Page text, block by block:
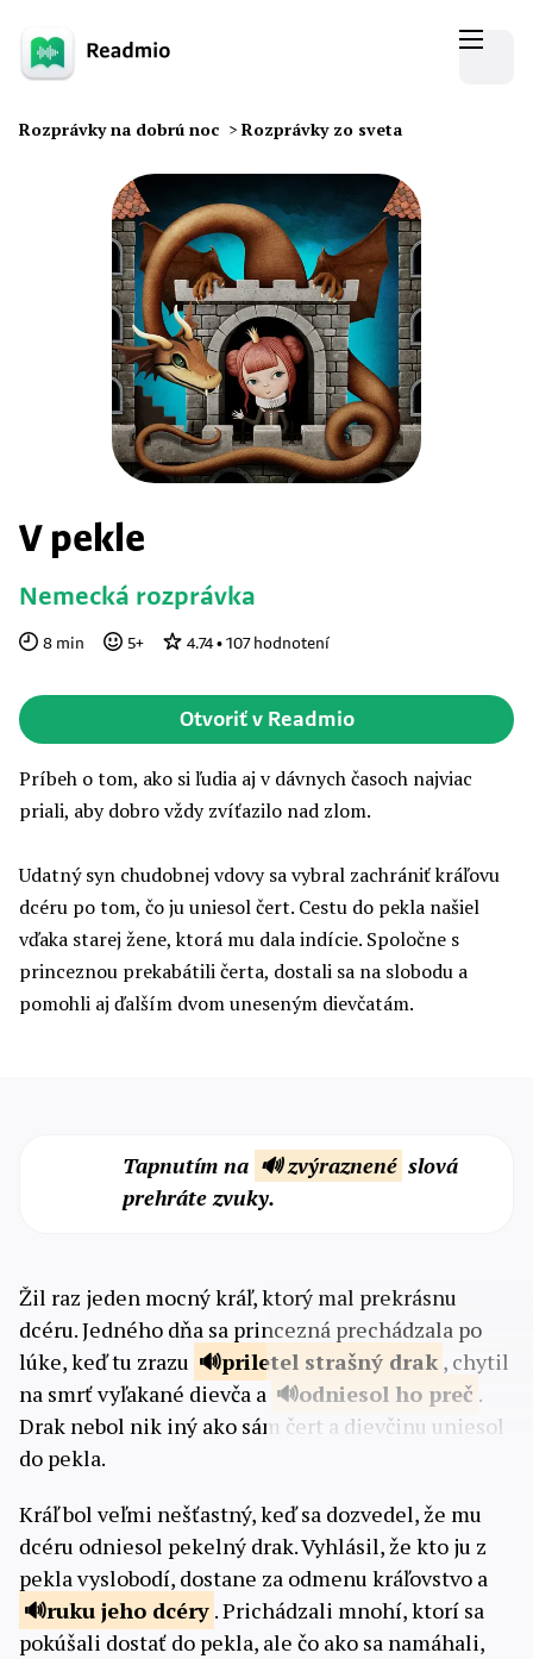
Rozprávky na dobrú noc > Rozprávky zo sveta
V pekle
Nemecká rozprávka
8 min 5+ 4.74• 107hodnotení
Otvoriť v Readmio
Príbeh o tom, ako si ľudia aj v dávnych časoch najviac
priali, aby dobro vždy zvíťazilo nad zlom.
Udatný syn chudobnej vdovy sa vybral zachrániť kráľovu
dcéru po tom, čo ju uniesol čert. Cestu do pekla našiel
vďaka starej žene, ktorá mu dala indície. Spoločne s
princeznou prekabátili čerta, dostali sa na slobodu a
pomohli aj ďalším dvom uneseným dievčatám.
Tapnutím na 🔊 zvýraznené slová
prehráte zvuky.
Žil raz jeden mocný kráľ, ktorý mal prekrásnu
dcéru. Jedného dňa sa princezná prechádzala po
lúke, keď tu zrazu
priletel strašný drak , chytil
na smrť vyľakané dievča a
odniesol ho preč .
Drak nebol nik iný ako sám čert a dievčinu uniesol
do pekla.
Kráľ bol veľmi nešťastný, keď sa dozvedel, že mu
dcéru odniesol pekelný drak. Vyhlásil, že kto ju z
pekla vyslobodí, dostane za odmenu kráľovstvo a
ruku jeho dcéry . Prichádzali mnohí, ktorí sa
pokúšali dostať do pekla, ale čo ako sa namáhali,